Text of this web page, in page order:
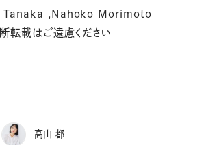
,Nahoko Morimoto
転載はご遠慮ください
高山 都